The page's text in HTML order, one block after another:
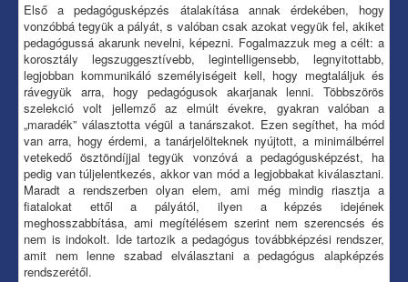
Első a pedagógusképzés átalakítása annak érdekében, hogy
vonzóbbá tegyük a pályát, s valóban csak azokat vegyük fel, akiket
pedagógussá akarunk nevelni, képezni. Fogalmazzuk meg a célt: a
korosztály legszuggesztívebb, legintelligensebb, legnyitottabb,
legjobban kommunikáló személyiségeit kell, hogy megtaláljuk és
rávegyük arra, hogy pedagógusok akarjanak lenni. Többszörös
szelekció volt jellemző az elmúlt évekre, gyakran valóban a
„maradék” választotta végül a tanárszakot. Ezen segíthet, ha mód
van arra, hogy érdemi, a tanárjelölteknek nyújtott, a minimálbérrel
vetekedő ösztöndíjjal tegyük vonzóvá a pedagógusképzést, ha
pedig van túljelentkezés, akkor van mód a legjobbakat kiválasztani.
Maradt a rendszerben olyan elem, ami még mindig riasztja a
fiatalokat ettől a pályától, ilyen a képzés idejének
meghosszabbítása, ami megítélésem szerint nem szerencsés és
nem is indokolt. Ide tartozik a pedagógus továbbképzési rendszer,
amit nem lenne szabad elválasztani a pedagógus alapképzés
rendszerétől.